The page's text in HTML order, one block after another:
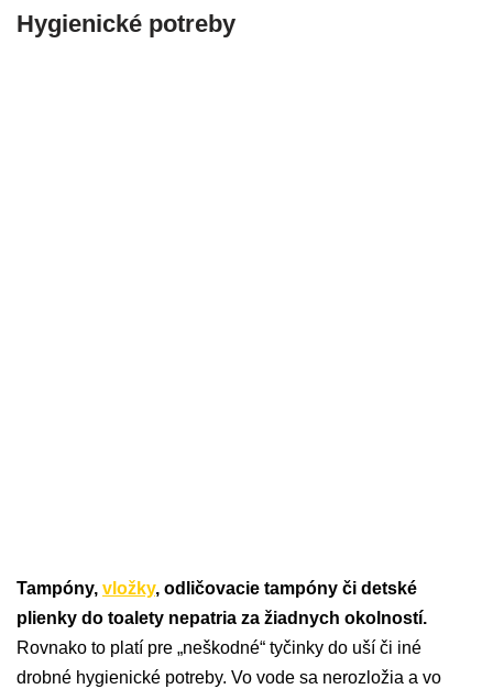
Hygienické potreby
Tampóny, vložky, odličovacie tampóny či detské
plienky do toalety nepatria za žiadnych okolností.
Rovnako to platí pre „neškodné“ tyčinky do uší či iné
drobné hygienické potreby. Vo vode sa nerozložia a vo